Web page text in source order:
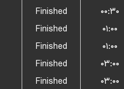
Finished
۰۰:۳۰
Finished
۰۱:۰۰
Finished
۰۱:۰۰
Finished
۰۳:۰۰
Finished
۰۳:۰۰